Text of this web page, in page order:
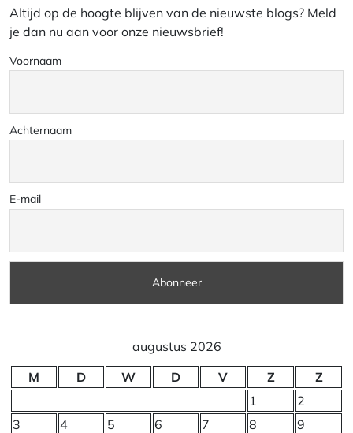
Altijd op de hoogte blijven van de nieuwste blogs? Meld
je dan nu aan voor onze nieuwsbrief!
Voornaam
Achternaam
E-mail
augustus 2026
M
D W D V Z
Z
1
2
3
4 5 6 7 8
9